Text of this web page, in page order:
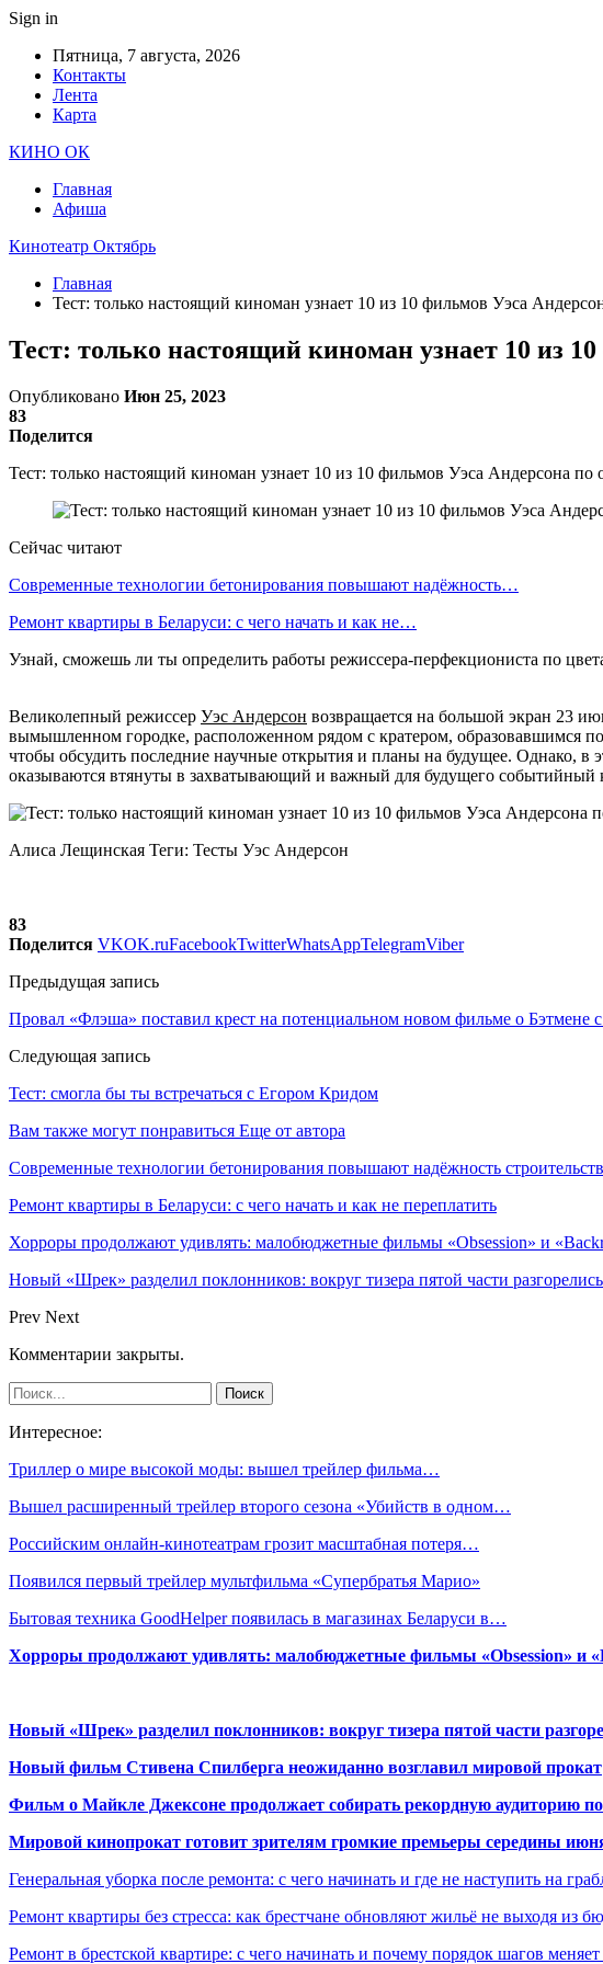
Sign in
Пятница, 7 августа, 2026
Контакты
Лента
Карта
КИНО ОК
Главная
Афиша
Кинотеатр Октябрь
Главная
Тест: только настоящий киноман узнает 10 из 10 фильмов Уэса
Тест: только настоящий киноман узнает 10 из
Опубликовано Июн 25, 2023
83
Поделится
Тест: только настоящий киноман узнает 10 из 10 фильмов Уэса Андерсона
Сейчас читают
Современные технологии бетонирования повышают надёжность…
Ремонт квартиры в Беларуси: с чего начать и как не…
Узнай, сможешь ли ты определить работы режиссера-перфекциониста по
Великолепный режиссер Уэс Андерсон возвращается на большой экран 23
вымышленном городке, расположенном рядом с кратером, образовавшимся
чтобы обсудить последние научные открытия и планы на будущее. Однако, в
оказываются втянуты в захватывающий и важный для будущего событийный
Алиса Лещинская Теги: Тесты Уэс Андерсон
83
Поделится VKOK.ruFacebookTwitterWhatsAppTelegramViber
Предыдущая запись
Провал «Флэша» поставил крест на потенциальном новом фильме о
Следующая запись
Тест: смогла бы ты встречаться с Егором Кридом
Вам также могут понравиться Еще от автора
Современные технологии бетонирования повышают надёжность
Ремонт квартиры в Беларуси: с чего начать и как не переплатить
Хорроры продолжают удивлять: малобюджетные фильмы «Obsession» и
Новый «Шрек» разделил поклонников: вокруг тизера пятой части
Prev Next
Комментарии закрыты.
Интересное:
Триллер о мире высокой моды: вышел трейлер фильма…
Вышел расширенный трейлер второго сезона «Убийств в одном…
Российским онлайн-кинотеатрам грозит масштабная потеря…
Появился первый трейлер мультфильма «Супербратья Марио»
Бытовая техника GoodHelper появилась в магазинах Беларуси в…
Хорроры продолжают удивлять: малобюджетные фильмы «Obsession» и
Новый «Шрек» разделил поклонников: вокруг тизера пятой части
Новый фильм Стивена Спилберга неожиданно возглавил мировой прокат
Фильм о Майкле Джексоне продолжает собирать рекордную аудиторию
Мировой кинопрокат готовит зрителям громкие премьеры середины
Генеральная уборка после ремонта: с чего начинать и где не наступить на
Ремонт квартиры без стресса: как брестчане обновляют жильё не выходя из
Ремонт в брестской квартире: с чего начинать и почему порядок шагов меняет